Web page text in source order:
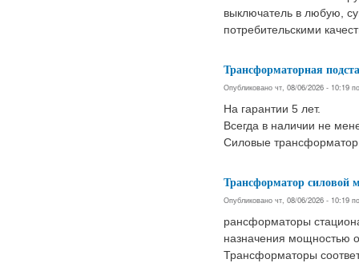
выключатель в любую,
потребительскими
Трансформаторная
Опубликовано чт, 08/06/2026 - 10:19
На гарантии 5 лет.
Всегда в наличии не
Силовые
Трансформатор
Опубликовано чт, 08/06/2026 - 10:19
рансформаторы
назначения мощностью
Трансформаторы